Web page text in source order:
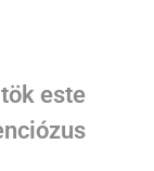
este